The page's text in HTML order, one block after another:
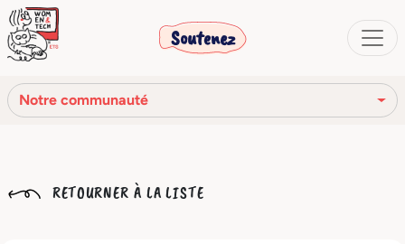
Soutenez
Notre communauté
Notre histoire
RETOURNER À LA LISTE